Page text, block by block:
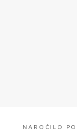
NAROČILO PO